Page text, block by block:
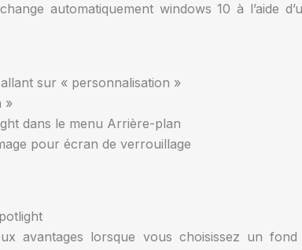
automatiquement windows 10 à l’aide
sur « personnalisation »
»
dans le menu Arrière-plan
pour écran de verrouillage
avantages lorsque vous choisissez un fond